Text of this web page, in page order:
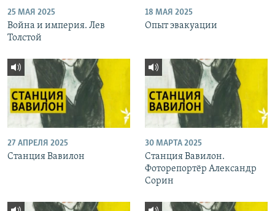
25 МАЯ 2025
Война и империя. Лев
Толстой
18 МАЯ 2025
Опыт эвакуации
27 АПРЕЛЯ 2025
Станция Вавилон
30 МАРТА 2025
Станция Вавилон.
Фоторепортёр Александр
Сорин